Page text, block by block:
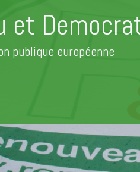
et
publique européenne